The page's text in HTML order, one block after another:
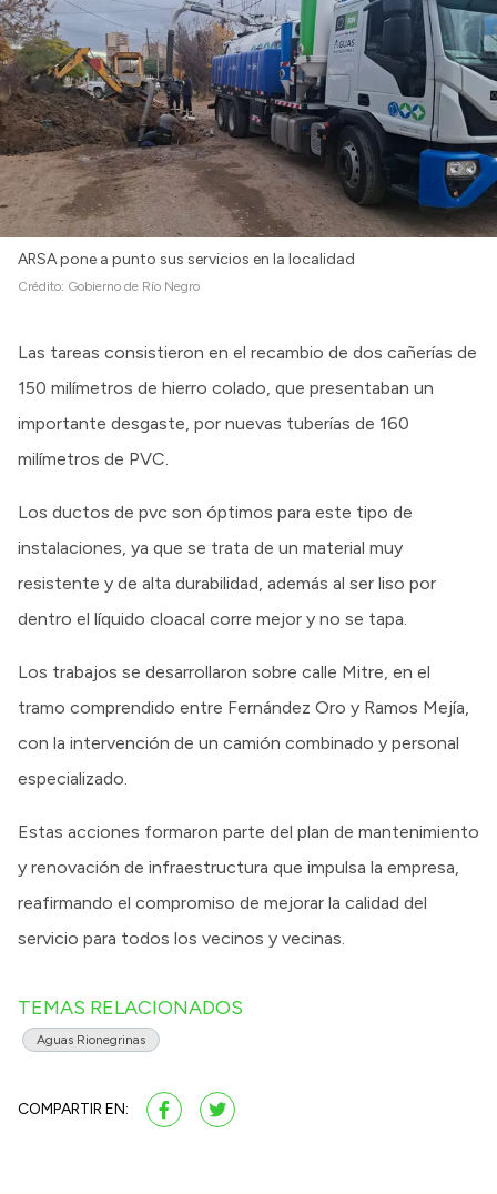
ARSA pone a punto sus servicios en la localidad
Crédito: Gobierno de Río Negro
Las tareas consistieron en el recambio de dos cañerías de
150 milímetros de hierro colado, que presentaban un
importante desgaste, por nuevas tuberías de 160
milímetros de PVC.
Los ductos de pvc son óptimos para este tipo de
instalaciones, ya que se trata de un material muy
resistente y de alta durabilidad, además al ser liso por
dentro el líquido cloacal corre mejor y no se tapa.
Los trabajos se desarrollaron sobre calle Mitre, en el
tramo comprendido entre Fernández Oro y Ramos Mejía,
con la intervención de un camión combinado y personal
especializado.
Estas acciones formaron parte del plan de mantenimiento
y renovación de infraestructura que impulsa la empresa,
reafirmando el compromiso de mejorar la calidad del
servicio para todos los vecinos y vecinas.
TEMAS RELACIONADOS
Aguas Rionegrinas
COMPARTIR EN: